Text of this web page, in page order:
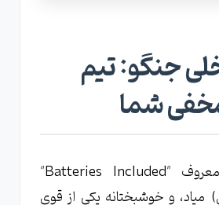
جنگو: تیم
شما
جنگو با شعار معروف "Batteries Included"
و خوشبختانه یکی از قوی